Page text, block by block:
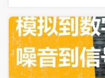
我已认真阅读上述条款，
我已认真阅读上述条款，
我已认真阅读上述条款，